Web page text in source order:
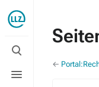
Suche
umschalten
umschalten
←